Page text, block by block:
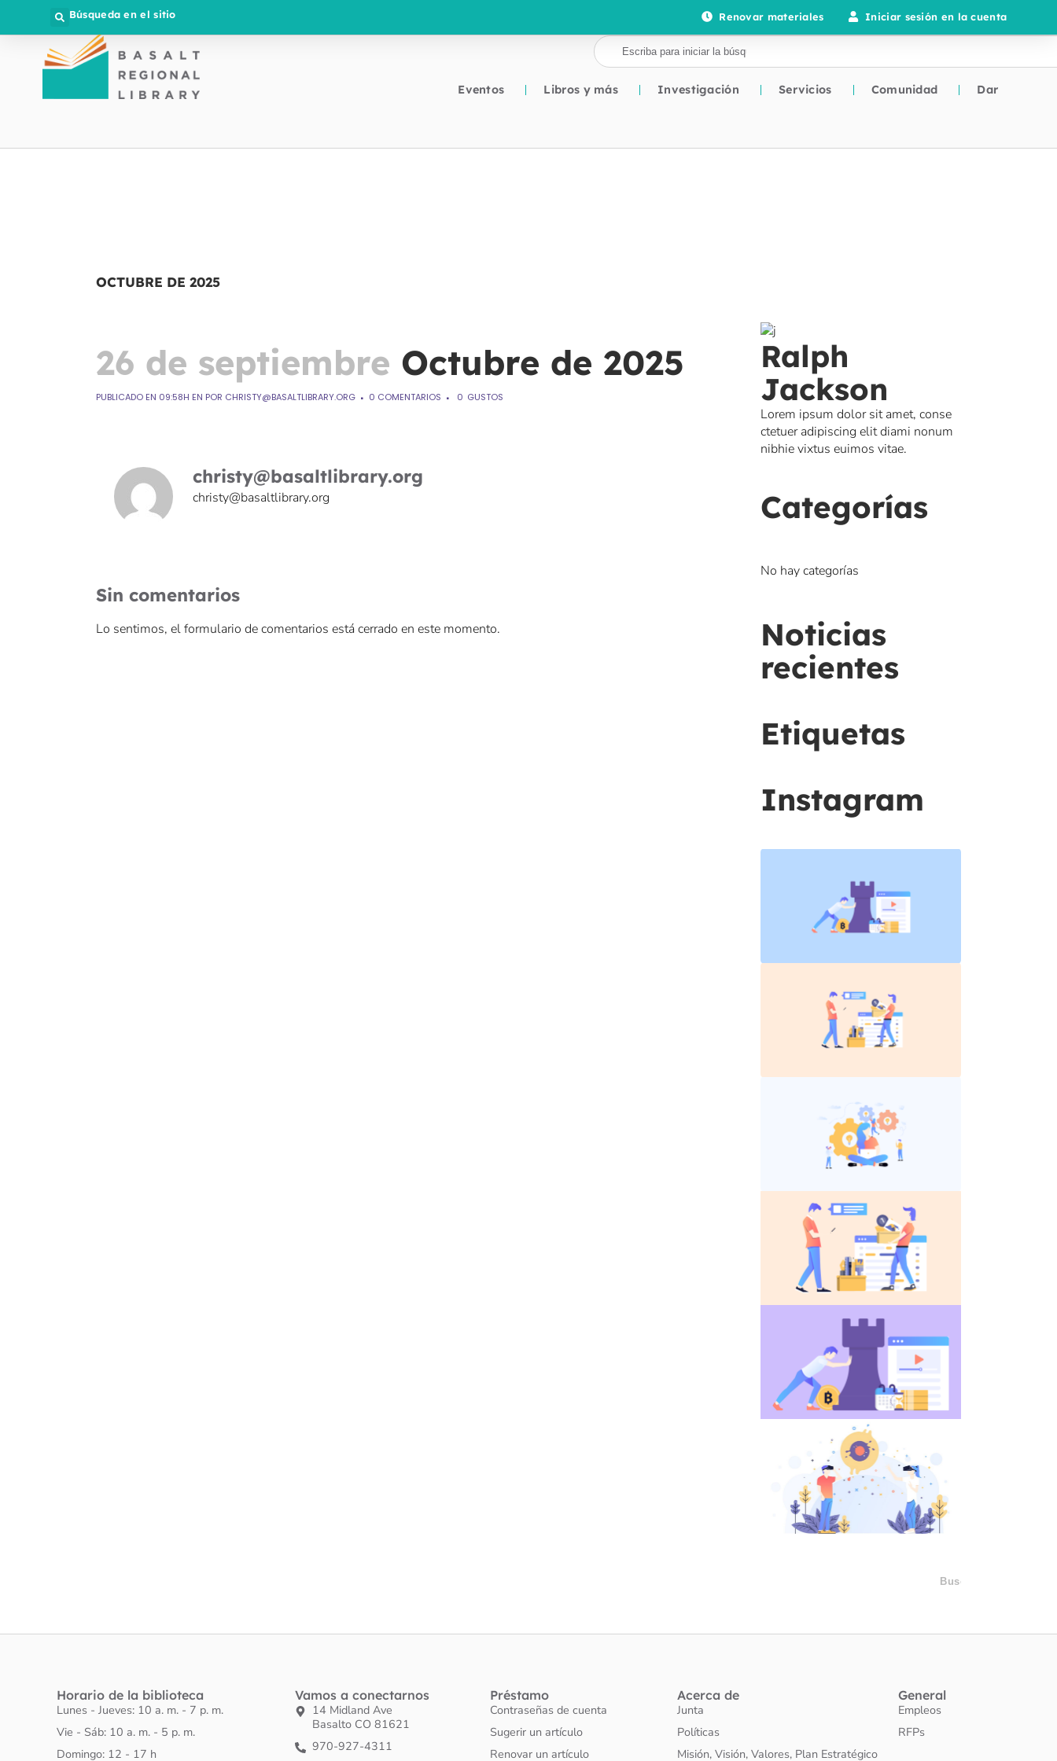
Búsqueda en el sitio Renovar materiales Iniciar sesión en la cuenta
Eventos Libros y más Investigación Servicios Comunidad Dar
OCTUBRE DE 2025
26 de septiembre Octubre de 2025
PUBLICADO EN 09:58H EN POR CHRISTY@BASALTLIBRARY.ORG 0 COMENTARIOS 0 GUSTOS
christy@basaltlibrary.org
christy@basaltlibrary.org
Sin comentarios
Lo sentimos, el formulario de comentarios está cerrado en este momento.
Ralph
Jackson
Lorem ipsum dolor sit amet, conse
ctetuer adipiscing elit diami nonum
nibhie vixtus euimos vitae.
Categorías
No hay categorías
Noticias
recientes
Etiquetas
Instagram
Horario de la biblioteca
Lunes - Jueves: 10 a. m. - 7 p. m.
Vie - Sáb: 10 a. m. - 5 p. m.
Domingo: 12 - 17 h
Vamos a conectarnos
14 Midland Ave
Basalto CO 81621
970-927-4311
Préstamo
Contraseñas de cuenta
Sugerir un artículo
Renovar un artículo
Acerca de
Junta
Políticas
Misión, Visión, Valores, Plan Estratégico
General
Empleos
RFPs